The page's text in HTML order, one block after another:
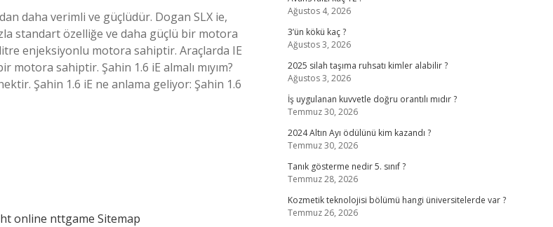
daha verimli ve güçlüdür. Dogan SLX ie,
standart özelliğe ve daha güçlü bir motora
enjeksiyonlu motora sahiptir. Araçlarda IE
motora sahiptir. Şahin 1.6 iE almalı mıyım?
Şahin 1.6 iE ne anlama geliyor: Şahin 1.6
online nttgame Sitemap
Ağustos 4, 2026
3’ün kökü kaç ?
Ağustos 3, 2026
2025 silah taşıma ruhsatı kimler alabilir ?
Ağustos 3, 2026
İş uygulanan kuvvetle doğru orantılı mıdır ?
Temmuz 30, 2026
2024 Altın Ayı ödülünü kim kazandı ?
Temmuz 30, 2026
Tanık gösterme nedir 5. sınıf ?
Temmuz 28, 2026
Kozmetik teknolojisi bölümü hangi üniversitelerde var ?
Temmuz 26, 2026